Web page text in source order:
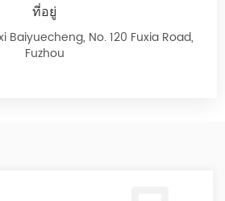
ที่อยู่
Baiyuecheng, No. 120 Fuxia Road,
Fuzhou